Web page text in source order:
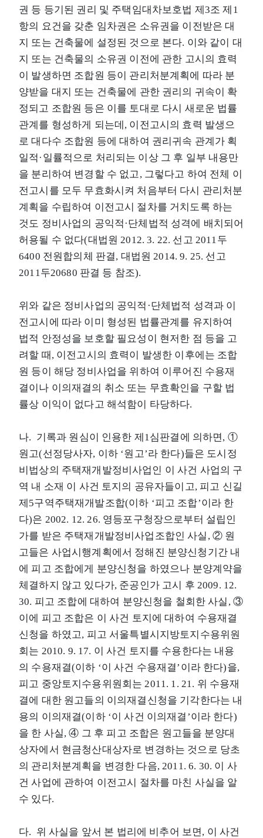
권 등 등기된 권리 및 주택임대차보호법 제3조 제1
항의 요건을 갖춘 임차권은 소유권을 이전받은 대
지 또는 건축물에 설정된 것으로 본다. 이와 같이 대
지 또는 건축물의 소유권 이전에 관한 고시의 효력
이 발생하면 조합원 등이 관리처분계획에 따라 분
양받을 대지 또는 건축물에 관한 권리의 귀속이 확
정되고 조합원 등은 이를 토대로 다시 새로운 법률
관계를 형성하게 되는데, 이전고시의 효력 발생으
로 대다수 조합원 등에 대하여 권리귀속 관계가 획
일적·일률적으로 처리되는 이상 그 후 일부 내용만
을 분리하여 변경할 수 없고, 그렇다고 하여 전체 이
전고시를 모두 무효화시켜 처음부터 다시 관리처분
계획을 수립하여 이전고시 절차를 거치도록 하는
것도 정비사업의 공익적·단체법적 성격에 배치되어
허용될 수 없다(대법원 2012. 3. 22. 선고 2011두
6400 전원합의체 판결, 대법원 2014. 9. 25. 선고
2011두20680 판결 등 참조).
위와 같은 정비사업의 공익적·단체법적 성격과 이
전고시에 따라 이미 형성된 법률관계를 유지하여
법적 안정성을 보호할 필요성이 현저한 점 등을 고
려할 때, 이전고시의 효력이 발생한 이후에는 조합
원 등이 해당 정비사업을 위하여 이루어진 수용재
결이나 이의재결의 취소 또는 무효확인을 구할 법
률상 이익이 없다고 해석함이 타당하다.
나. 기록과 원심이 인용한 제1심판결에 의하면, ①
원고(선정당사자, 이하 ‘원고’라 한다)들은 도시정
비법상의 주택재개발정비사업인 이 사건 사업의 구
역 내 소재 이 사건 토지의 공유자들이고, 피고 신길
제5구역주택재개발조합(이하 ‘피고 조합’이라 한
다)은 2002. 12. 26. 영등포구청장으로부터 설립인
가를 받은 주택재개발정비사업조합인 사실, ② 원
고들은 사업시행계획에서 정해진 분양신청기간 내
에 피고 조합에게 분양신청을 하였으나 분양계약을
체결하지 않고 있다가, 준공인가 고시 후 2009. 12.
30. 피고 조합에 대하여 분양신청을 철회한 사실, ③
이에 피고 조합은 이 사건 토지에 대하여 수용재결
신청을 하였고, 피고 서울특별시지방토지수용위원
회는 2010. 9. 17. 이 사건 토지를 수용한다는 내용
의 수용재결(이하 ‘이 사건 수용재결’이라 한다)을,
피고 중앙토지수용위원회는 2011. 1. 21. 위 수용재
결에 대한 원고들의 이의재결신청을 기각한다는 내
용의 이의재결(이하 ‘이 사건 이의재결’이라 한다)
을 한 사실, ④ 그 후 피고 조합은 원고들을 분양대
상자에서 현금청산대상자로 변경하는 것으로 당초
의 관리처분계획을 변경한 다음, 2011. 6. 30. 이 사
건 사업에 관하여 이전고시 절차를 마친 사실을 알
수 있다.
다. 위 사실을 앞서 본 법리에 비추어 보면, 이 사건